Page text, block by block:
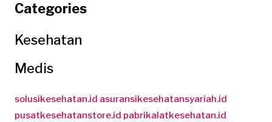
Categories
Kesehatan
Medis
solusikesehatan.id asuransikesehatansyariah.id
pusatkesehatanstore.id pabrikalatkesehatan.id